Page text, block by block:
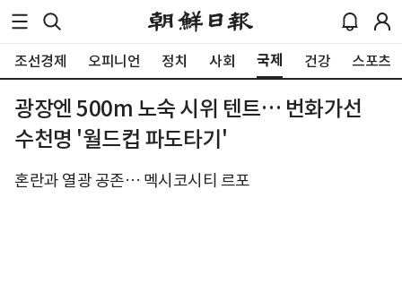
조선경제 오피니언 정치 사회 국제 건강 스포츠
광장엔 500m 노숙 시위 텐트… 번화가선
수천명 '월드컵 파도타기'
혼란과 열광 공존… 멕시코시티 르포